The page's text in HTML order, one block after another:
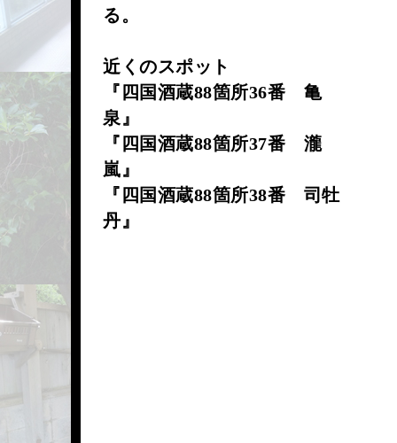
る。
近くのスポット
『四国酒蔵88箇所36番 亀
泉』
『四国酒蔵88箇所37番 瀧
嵐』
『四国酒蔵88箇所38番 司牡
丹』